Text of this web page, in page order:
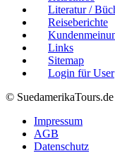
Literatur /
Reiseberichte
Links
Sitemap
Login für User
©
Impressum
AGB
Datenschutz